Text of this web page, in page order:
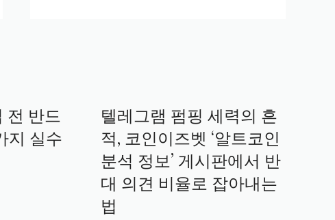
전 반드
지 실수
텔레그램 펌핑 세력의 흔
적, 코인이즈벳 ‘알트코인
분석 정보’ 게시판에서 반
대 의견 비율로 잡아내는
법